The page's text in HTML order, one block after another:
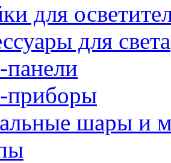
для
для света
приборы
шары и